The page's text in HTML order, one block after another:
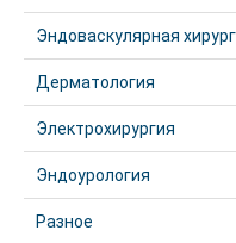
Эндоваскулярная
Дерматология
Электрохирургия
Эндоурология
Разное